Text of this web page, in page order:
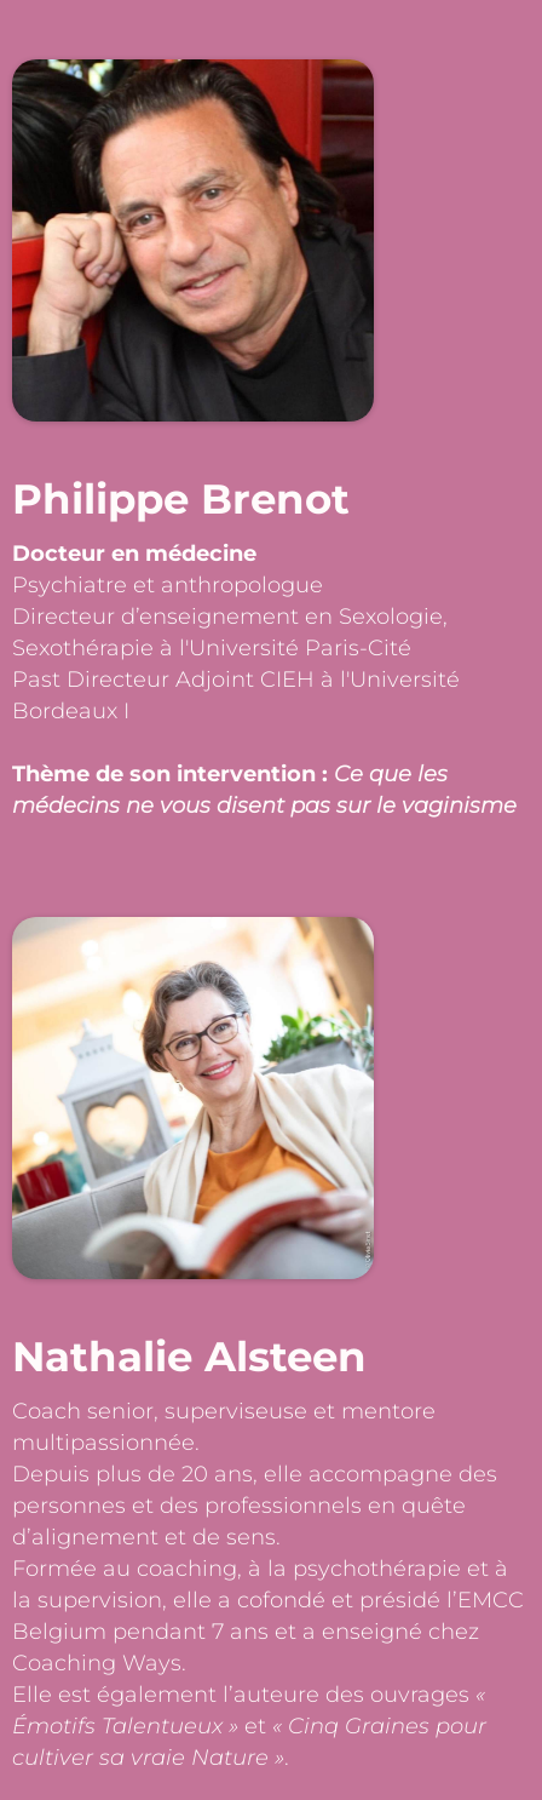
Philippe Brenot
Docteur en médecine
Psychiatre et anthropologue
Directeur d’enseignement en Sexologie,
Sexothérapie à l'Université Paris-Cité
Past Directeur Adjoint CIEH à l'Université
Bordeaux I
Thème de son intervention : Ce que les
médecins ne vous disent pas sur le vaginisme
Nathalie Alsteen
Coach senior, superviseuse et mentore
multipassionnée.
Depuis plus de 20 ans, elle accompagne des
personnes et des professionnels en quête
d’alignement et de sens.
Formée au coaching, à la psychothérapie et à
la supervision, elle a cofondé et présidé l’EMCC
Belgium pendant 7 ans et a enseigné chez
Coaching Ways.
Elle est également l’auteure des ouvrages «
Émotifs Talentueux » et « Cinq Graines pour
cultiver sa vraie Nature ».